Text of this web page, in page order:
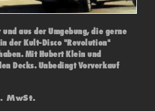
aus der Umgebung, die gerne
der Kult-Disco "Revolution"
Mit Hubert Klein und
Decks. Unbedingt Vorverkauf
MwSt.